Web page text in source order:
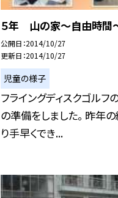
５年 山の家〜自由時間
公開日 2014/10/27
更新日 2014/10/27
児童の様子
フライングディスクゴルフ
の準備をしました。 昨年
り手早くでき...